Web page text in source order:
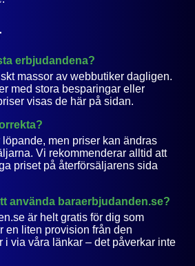
erbjudandena?
massor av webbutiker dagligen.
med stora besparingar eller
visas de här på sidan.
men priser kan ändras
Vi rekommenderar alltid att
priset på återförsäljarens sida
använda baraerbjudanden.se?
är helt gratis för dig som
en liten provision från den
i via våra länkar – det påverkar inte